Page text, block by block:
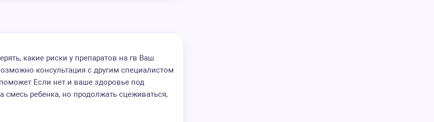
какие риски у препаратов на гв Ваш
консультация с другим специалистом
Если нет и ваше здоровье под
смесь ребенка, но продолжать сцеживаться,